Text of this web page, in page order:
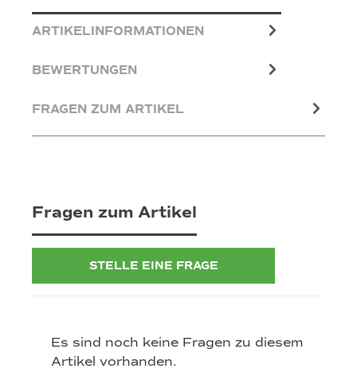
ARTIKELINFORMATIONEN
BEWERTUNGEN
FRAGEN ZUM ARTIKEL
Fragen zum Artikel
STELLE EINE FRAGE
Es sind noch keine Fragen zu diesem
Artikel vorhanden.